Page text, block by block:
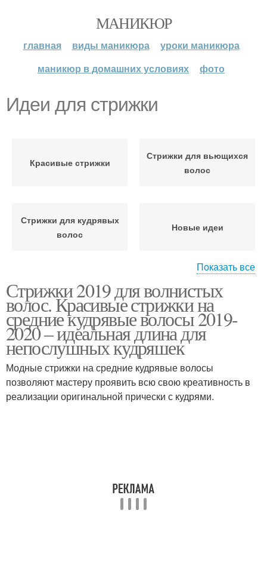
МАНИКЮР
главная виды маникюра
уроки маникюра
маникюр в домашних условиях
фото
Идеи для стрижки
Красивые стрижки
Стрижки для вьющихся
волос
Стрижки для кудрявых
волос
Новые идеи
Короткие стрижки
волосы
Стрижки на средние
волосы
Стрижки на вьющиеся
волосы
Показать все
Стрижки 2019 для волнистых
волос. Красивые стрижки на
средние кудрявые волосы 2019-
2020 – идеальная длина для
непослушных кудряшек
Модные стрижки на средние кудрявые волосы
позволяют мастеру проявить всю свою креативность в
реализации оригинальной прически с кудрями.